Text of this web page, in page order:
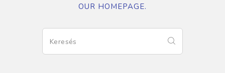
OUR HOMEPAGE.